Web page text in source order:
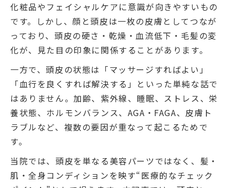
化粧品やフェイシャルケアに意識が向きやすいもの
です。しかし、顔と頭皮は一枚の皮膚としてつなが
っており、頭皮の硬さ・乾燥・血流低下・毛髪の変
化が、見た目の印象に関係することがあります。
一方で、頭皮の状態は「マッサージすればよい」
「血行を良くすれば解決する」といった単純な話で
はありません。加齢、紫外線、睡眠、ストレス、栄
養状態、ホルモンバランス、AGA・FAGA、皮膚ト
ラブルなど、複数の要因が重なって起こるためで
す。
当院では、頭皮を単なる美容パーツではなく、髪・
肌・全身コンディションを映す“医療的なチェック